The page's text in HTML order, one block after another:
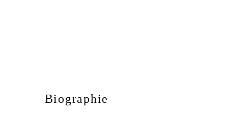
Biographie